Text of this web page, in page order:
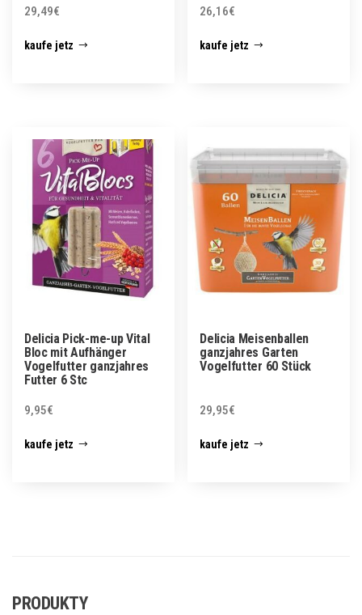
29,49€
kaufe jetz
26,16€
kaufe jetz
Delicia Pick-me-up Vital
Bloc mit Aufhänger
Vogelfutter ganzjahres
Futter 6 Stc
9,95€
kaufe jetz
Delicia Meisenballen
ganzjahres Garten
Vogelfutter 60 Stück
29,95€
kaufe jetz
PRODUKTY